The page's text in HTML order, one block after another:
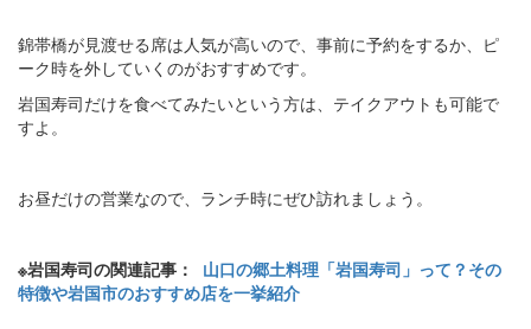
錦帯橋が見渡せる席は人気が高いので、事前に予約をするか、ピ
ーク時を外していくのがおすすめです。
岩国寿司だけを食べてみたいという方は、テイクアウトも可能で
すよ。
お昼だけの営業なので、ランチ時にぜひ訪れましょう。
※岩国寿司の関連記事： 山口の郷土料理「岩国寿司」って？その
特徴や岩国市のおすすめ店を一挙紹介